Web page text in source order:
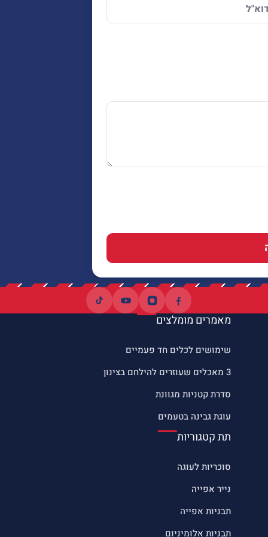
מאמרים מומלצים
שימושים לכלים חד פעמיים
3 מאכלים שעוזרים להילחם בצינון
סדרת קטניות מגוונת
עוגת גבינה בטעמים
תת קטגוריות
סוכריות לעוגה
נייר אפייה
תבניות אפייה
תבניות אלומיניום